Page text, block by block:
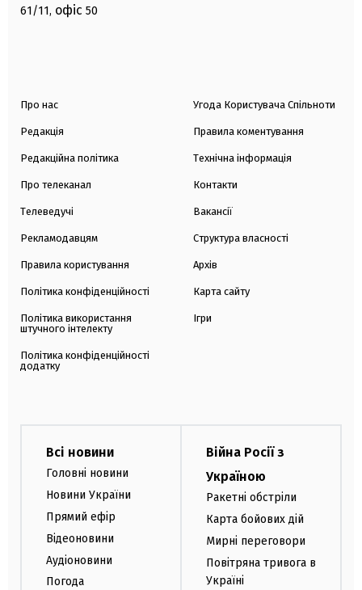
61/11, офіс 50
Про нас
Редакція
Редакційна політика
Про телеканал
Телеведучі
Рекламодавцям
Правила користування
Політика конфіденційності
Політика використання
штучного інтелекту
Політика конфіденційності
додатку
Угода Користувача Спільноти
Правила коментування
Технічна інформація
Контакти
Вакансії
Структура власності
Архів
Карта сайту
Ігри
Всі новини
Головні новини
Новини України
Прямий ефір
Відеоновини
Аудіоновини
Погода
Війна Росії з
Україною
Ракетні обстріли
Карта бойових дій
Мирні переговори
Повітряна тривога в
Україні